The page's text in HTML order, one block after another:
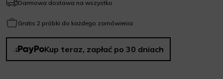
Darmowa dostawa na wszystko
Gratis 2 próbki do każdego zamówienia
Kup teraz, zapłać po 30 dniach